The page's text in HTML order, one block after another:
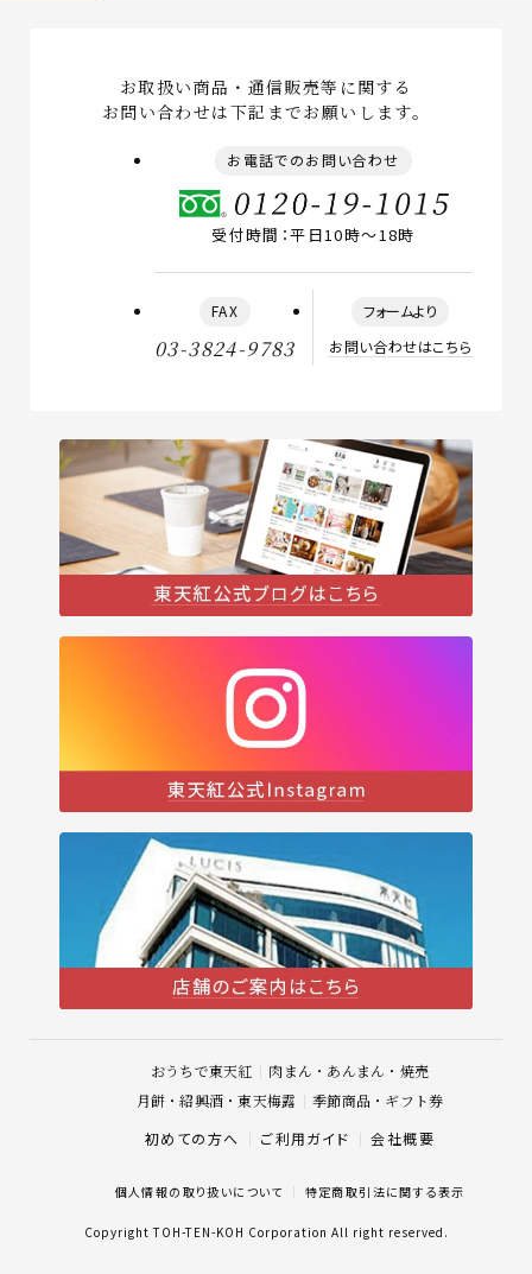
お取扱い商品・通信販売等に関する
お問い合わせは下記までお願いします。
お電話でのお問い合わせ
受付時間：平日10時〜18時
FAX
03-3824-9783
フォームより
お問い合わせはこちら
おうちで東天紅
肉まん・あんまん・焼売
月餅・紹興酒・東天梅露
季節商品・ギフト券
初めての方へ
ご利用ガイド 会社概要
個人情報の取り扱いについて 特定商取引法に関する表示
Copyright TOH-TEN-KOH Corporation All right reserved.